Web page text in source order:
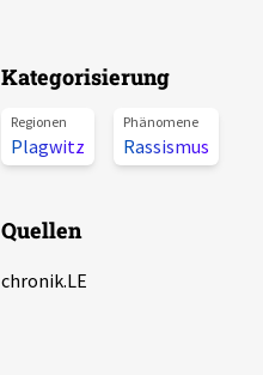
Kategorisierung
Regionen
Plagwitz
Phänomene
Rassismus
Quellen
chronik.LE